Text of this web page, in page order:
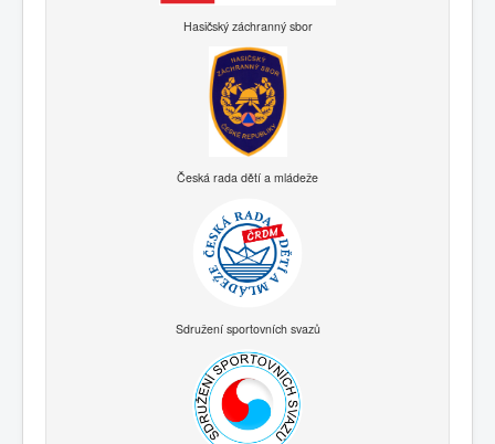
Hasičský záchranný sbor
Česká rada dětí a mládeže
Sdružení sportovních svazů